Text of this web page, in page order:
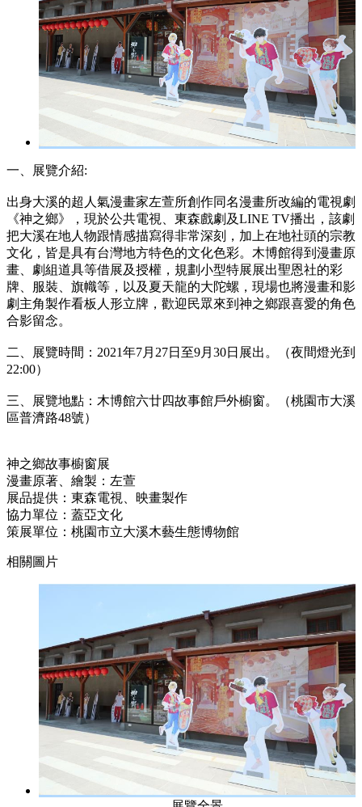
一、展覽介紹:
出身大溪的超人氣漫畫家左萱所創作同名漫畫所改編的電視劇
《神之鄉》，現於公共電視、東森戲劇及LINE TV播出，該劇
把大溪在地人物跟情感描寫得非常深刻，加上在地社頭的宗教
文化，皆是具有台灣地方特色的文化色彩。木博館得到漫畫原
畫、劇組道具等借展及授權，規劃小型特展展出聖恩社的彩
牌、服裝、旗幟等，以及夏天龍的大陀螺，現場也將漫畫和影
劇主角製作看板人形立牌，歡迎民眾來到神之鄉跟喜愛的角色
合影留念。
二、展覽時間：2021年7月27日至9月30日展出。（夜間燈光到
22:00）
三、展覽地點：木博館六廿四故事館戶外櫥窗。（桃園市大溪
區普濟路48號）
神之鄉故事櫥窗展
漫畫原著、繪製：左萱
展品提供：東森電視、映畫製作
協力單位：蓋亞文化
策展單位：桃園市立大溪木藝生態博物館
相關圖片